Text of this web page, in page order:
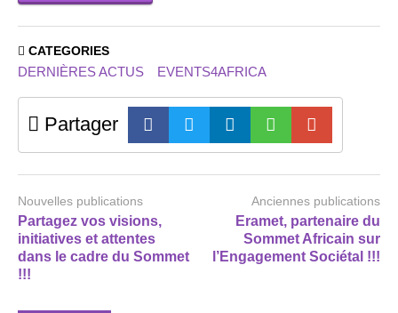
CATEGORIES
DERNIÈRES ACTUS EVENTS4AFRICA
Partager
Nouvelles publications
Partagez vos visions,
initiatives et attentes
dans le cadre du Sommet
!!!
Anciennes publications
Eramet, partenaire du
Sommet Africain sur
l’Engagement Sociétal !!!